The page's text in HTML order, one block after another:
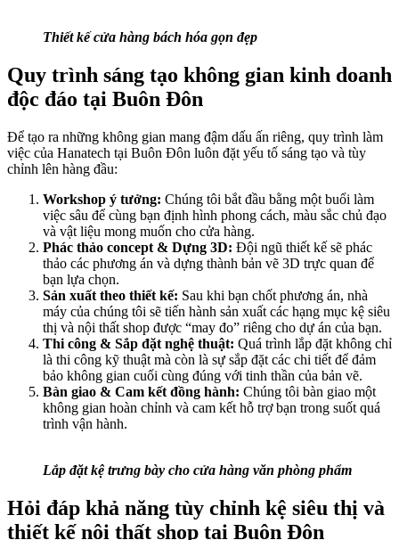
Thiết kế cửa hàng bách hóa gọn đẹp
Quy trình sáng tạo không gian kinh doanh
độc đáo tại Buôn Đôn
Để tạo ra những không gian mang đậm dấu ấn riêng, quy trình làm
việc của Hanatech tại Buôn Đôn luôn đặt yếu tố sáng tạo và tùy
chỉnh lên hàng đầu:
Workshop ý tưởng: Chúng tôi bắt đầu bằng một buổi làm
việc sâu để cùng bạn định hình phong cách, màu sắc chủ đạo
và vật liệu mong muốn cho cửa hàng.
Phác thảo concept & Dựng 3D: Đội ngũ thiết kế sẽ phác
thảo các phương án và dựng thành bản vẽ 3D trực quan để
bạn lựa chọn.
Sản xuất theo thiết kế: Sau khi bạn chốt phương án, nhà
máy của chúng tôi sẽ tiến hành sản xuất các hạng mục kệ siêu
thị và nội thất shop được “may đo” riêng cho dự án của bạn.
Thi công & Sắp đặt nghệ thuật: Quá trình lắp đặt không chỉ
là thi công kỹ thuật mà còn là sự sắp đặt các chi tiết để đảm
bảo không gian cuối cùng đúng với tinh thần của bản vẽ.
Bàn giao & Cam kết đồng hành: Chúng tôi bàn giao một
không gian hoàn chỉnh và cam kết hỗ trợ bạn trong suốt quá
trình vận hành.
Lắp đặt kệ trưng bày cho cửa hàng văn phòng phẩm
Hỏi đáp khả năng tùy chỉnh kệ siêu thị và
thiết kế nội thất shop tại Buôn Đôn